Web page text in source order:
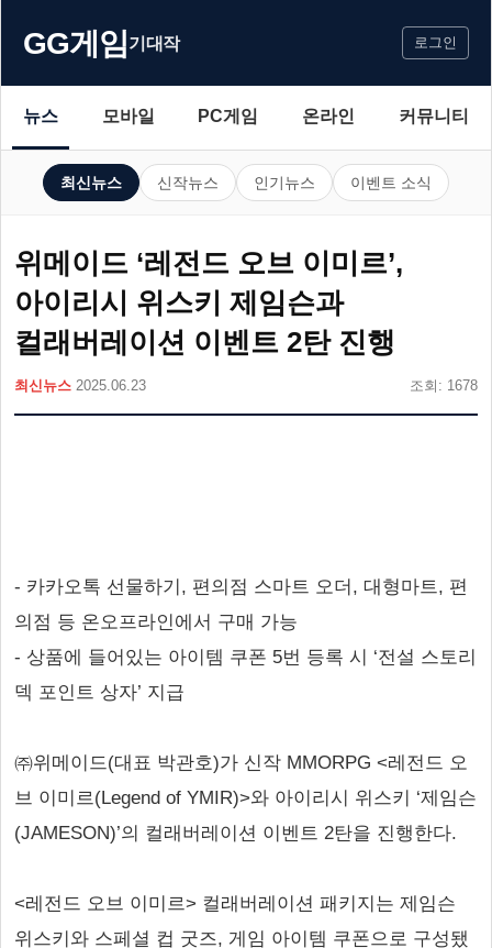
GG게임기대작 로그인
뉴스 모바일 PC게임 온라인 커뮤니티
최신뉴스 신작뉴스 인기뉴스 이벤트 소식
위메이드 ‘레전드 오브 이미르’,
아이리시 위스키 제임슨과
컬래버레이션 이벤트 2탄 진행
최신뉴스 2025.06.23 조회: 1678
- 카카오톡 선물하기, 편의점 스마트 오더, 대형마트, 편
의점 등 온오프라인에서 구매 가능
- 상품에 들어있는 아이템 쿠폰 5번 등록 시 ‘전설 스토리
덱 포인트 상자’ 지급
㈜위메이드(대표 박관호)가 신작 MMORPG <레전드 오
브 이미르(Legend of YMIR)>와 아이리시 위스키 ‘제임슨
(JAMESON)’의 컬래버레이션 이벤트 2탄을 진행한다.
<레전드 오브 이미르> 컬래버레이션 패키지는 제임슨
위스키와 스페셜 컵 굿즈, 게임 아이템 쿠폰으로 구성됐